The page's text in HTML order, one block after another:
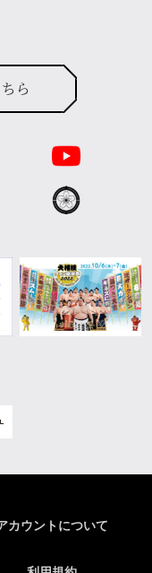
ら
カウントについて